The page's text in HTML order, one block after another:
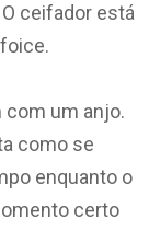
ceifador está
com um anjo.
como se
enquanto o
certo